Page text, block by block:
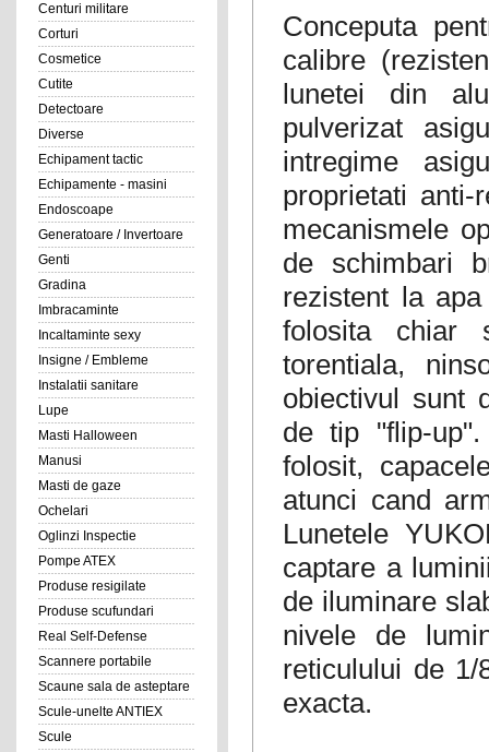
Centuri militare
Corturi
Cosmetice
Cutite
Detectoare
Diverse
Echipament tactic
Echipamente - masini
Endoscoape
Generatoare / Invertoare
Genti
Gradina
Imbracaminte
Incaltaminte sexy
Insigne / Embleme
Instalatii sanitare
Lupe
Masti Halloween
Manusi
Masti de gaze
Ochelari
Oglinzi Inspectie
Pompe ATEX
Produse resigilate
Produse scufundari
Real Self-Defense
Scannere portabile
Scaune sala de asteptare
Scule-unelte ANTIEX
Scule
Conceputa
calibre
lunetei din
pulverizat
intregime
proprietati anti-
mecanismele
de schimbari
rezistent la
folosita chiar
torentiala,
obiectivul sunt
de tip "flip-
folosit,
atunci cand
Lunetele
captare a
de iluminare
nivele de
reticulului de
exacta.